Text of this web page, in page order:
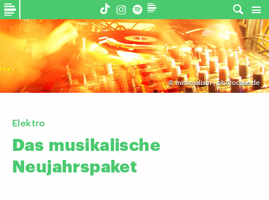
©minimalism | photocase.de
Elektro
Das musikalische
Neujahrspaket